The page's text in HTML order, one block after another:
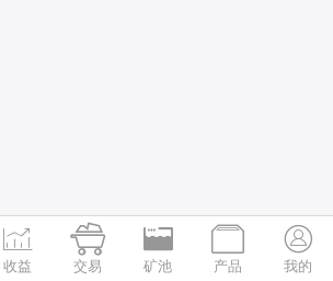

收益

交易

矿池

产品

我的